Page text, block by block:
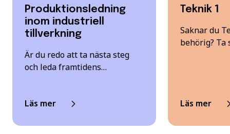
Produktionsledning
inom industriell
tillverkning
Är du redo att ta nästa steg
och leda framtidens…
Läs mer
Teknik 1
Saknar du
behörig? Ta
Läs mer